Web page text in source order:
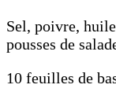
Sel, poivre,
pousses de
10 feuilles de